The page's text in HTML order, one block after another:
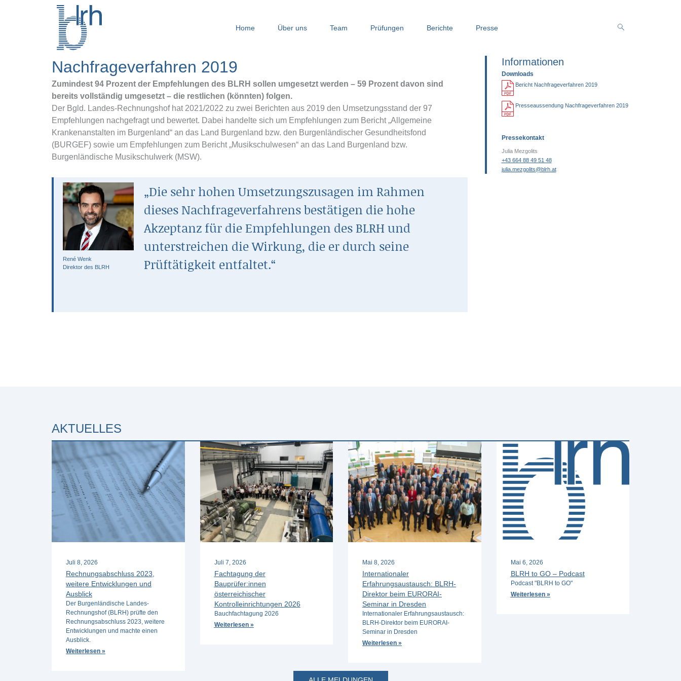
Home Über uns Team Prüfungen Berichte Presse
Nachfrageverfahren 2019
Zumindest 94 Prozent der Empfehlungen des BLRH sollen umgesetzt werden – 59 Prozent davon sind
bereits vollständig umgesetzt – die restlichen (könnten) folgen.
Der Bgld. Landes-Rechnungshof hat 2021/2022 zu zwei Berichten aus 2019 den Umsetzungsstand der 97
Empfehlungen nachgefragt und bewertet. Dabei handelte sich um Empfehlungen zum Bericht „Allgemeine
Krankenanstalten im Burgenland“ an das Land Burgenland bzw. den Burgenländischer Gesundheitsfond
(BURGEF) sowie um Empfehlungen zum Bericht „Musikschulwesen“ an das Land Burgenland bzw.
Burgenländische Musikschulwerk (MSW).
René Wenk
Direktor des BLRH
„Die sehr hohen Umsetzungszusagen im Rahmen
dieses Nachfrageverfahrens bestätigen die hohe
Akzeptanz für die Empfehlungen des BLRH und
unterstreichen die Wirkung, die er durch seine
Prüftätigkeit entfaltet.“
Informationen
Downloads
Bericht Nachfrageverfahren 2019
Presseaussendung Nachfrageverfahren 2019
Pressekontakt
Julia Mezgolits
+43 664 88 49 51 48
julia.mezgolits@blrh.at
AKTUELLES
Juli 8, 2026
Rechnungsabschluss 2023,
weitere Entwicklungen und
Ausblick
Der Burgenländische Landes-
Rechnungshof (BLRH) prüfte den
Rechnungsabschluss 2023, weitere
Entwicklungen und machte einen
Ausblick.
Weiterlesen »
Juli 7, 2026
Fachtagung der
Bauprüfer:innen
österreichischer
Kontrolleinrichtungen 2026
Bauchfachtagung 2026
Weiterlesen »
Mai 8, 2026
Internationaler
Erfahrungsaustausch: BLRH-
Direktor beim EURORAI-
Seminar in Dresden
Internationaler Erfahrungsaustausch:
BLRH-Direktor beim EURORAI-
Seminar in Dresden
Weiterlesen »
Mai 6, 2026
BLRH to GO – Podcast
Podcast "BLRH to GO"
Weiterlesen »